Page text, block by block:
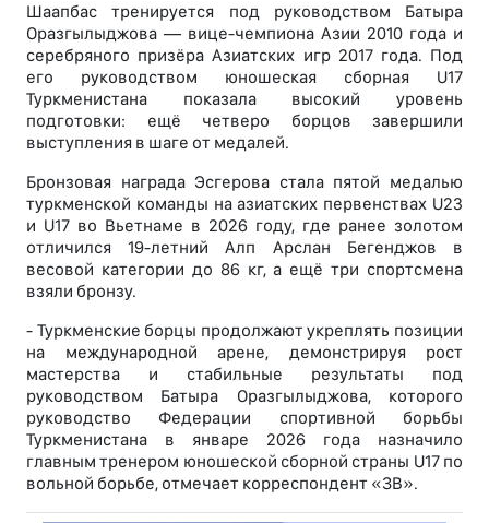
Шаапбас тренируется под руководством Батыра
Оразгылыджова — вице-чемпиона Азии 2010 года и
серебряного призёра Азиатских игр 2017 года. Под
его руководством юношеская сборная U17
Туркменистана показала высокий уровень
подготовки: ещё четверо борцов завершили
выступления в шаге от медалей.
Бронзовая награда Эсгерова стала пятой медалью
туркменской команды на азиатских первенствах U23
и U17 во Вьетнаме в 2026 году, где ранее золотом
отличился 19-летний Алп Арслан Бегенджов в
весовой категории до 86 кг, а ещё три спортсмена
взяли бронзу.
- Туркменские борцы продолжают укреплять позиции
на международной арене, демонстрируя рост
мастерства и стабильные результаты под
руководством Батыра Оразгылыджова, которого
руководство Федерации спортивной борьбы
Туркменистана в январе 2026 года назначило
главным тренером юношеской сборной страны U17 по
вольной борьбе, отмечает корреспондент «ЗВ».